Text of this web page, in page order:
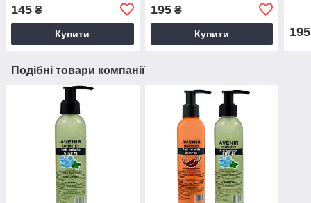
145 ₴
Купити
195₴
Купити 195
Подібні товари компанії